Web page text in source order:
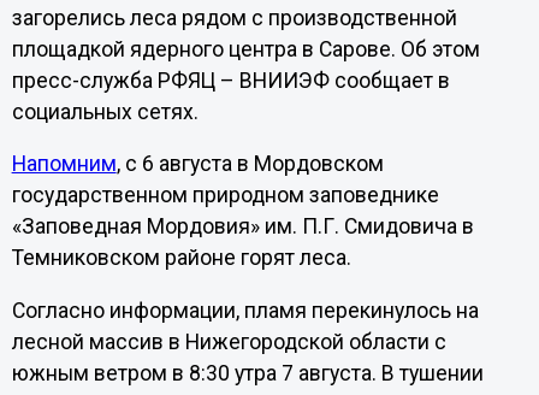
загорелись леса рядом с производственной
площадкой ядерного центра в Сарове. Об этом
пресс-служба РФЯЦ – ВНИИЭФ сообщает в
социальных сетях.
Напомним, с 6 августа в Мордовском
государственном природном заповеднике
«Заповедная Мордовия» им. П.Г. Смидовича в
Темниковском районе горят леса.
Согласно информации, пламя перекинулось на
лесной массив в Нижегородской области с
южным ветром в 8:30 утра 7 августа. В тушении